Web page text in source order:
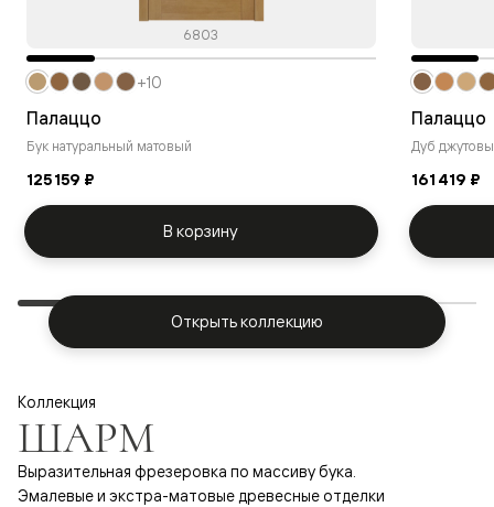
6803
Палаццо
Бук натуральный матовый
125 159 ₽
+10
В корзину
Палаццо
Дуб
161 419 ₽
Открыть коллекцию
Коллекция
ШАРМ
Выразительная фрезеровка по массиву бука.
Эмалевые и экстра-матовые древесные отделки